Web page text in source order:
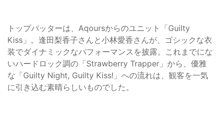
トップバッターは、Aqoursからのユニット「Guilty
Kiss」。逢田梨香子さんと小林愛香さんが、ゴシックな衣
装でダイナミックなパフォーマンスを披露。これまでにな
いハードロック調の「Strawberry Trapper」から、優雅
な「Guilty Night, Guilty Kiss!」への流れは、観客を一気
に引き込む素晴らしいものでした。